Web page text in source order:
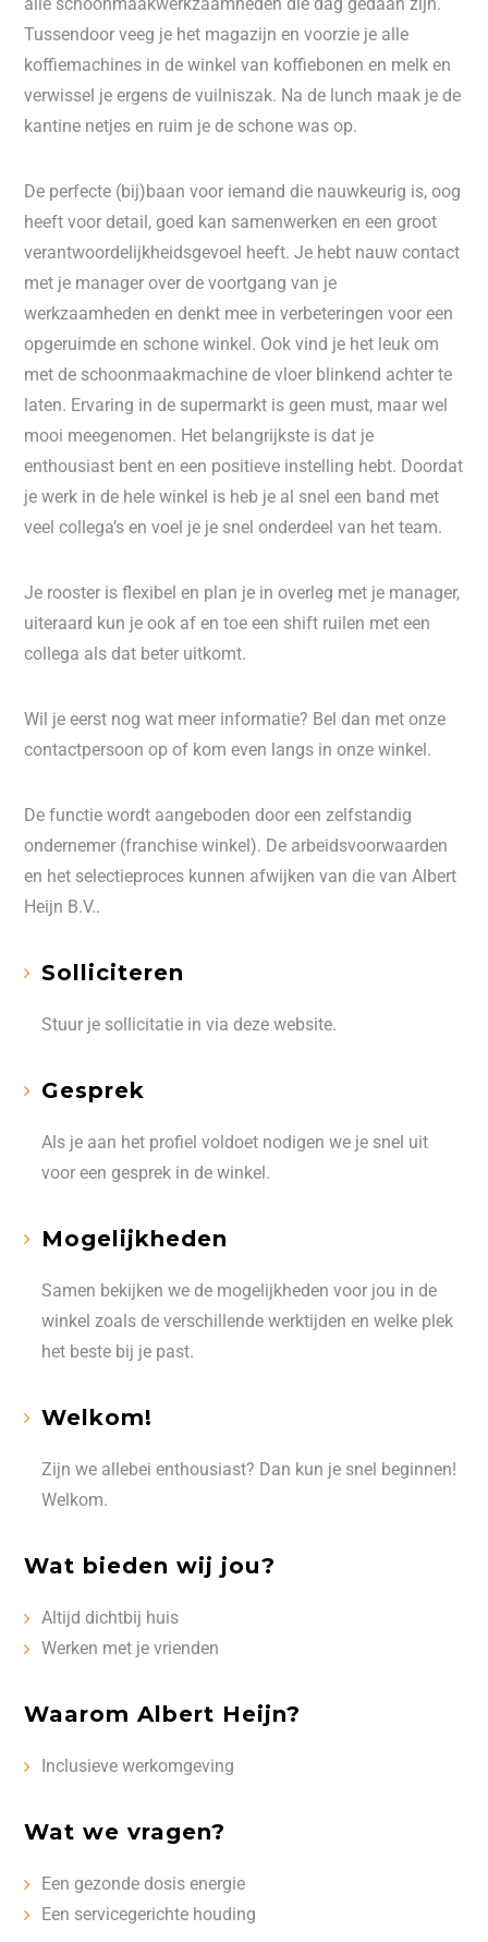
Tussendoor veeg je het magazijn en voorzie je alle
koffiemachines in de winkel van koffiebonen en melk en
verwissel je ergens de vuilniszak. Na de lunch maak je de
kantine netjes en ruim je de schone was op.
De perfecte (bij)baan voor iemand die nauwkeurig is, oog
heeft voor detail, goed kan samenwerken en een groot
verantwoordelijkheidsgevoel heeft. Je hebt nauw contact
met je manager over de voortgang van je
werkzaamheden en denkt mee in verbeteringen voor een
opgeruimde en schone winkel. Ook vind je het leuk om
met de schoonmaakmachine de vloer blinkend achter te
laten. Ervaring in de supermarkt is geen must, maar wel
mooi meegenomen. Het belangrijkste is dat je
enthousiast bent en een positieve instelling hebt. Doordat
je werk in de hele winkel is heb je al snel een band met
veel collega’s en voel je je snel onderdeel van het team.
Je rooster is flexibel en plan je in overleg met je manager,
uiteraard kun je ook af en toe een shift ruilen met een
collega als dat beter uitkomt.
Wil je eerst nog wat meer informatie? Bel dan met onze
contactpersoon op of kom even langs in onze winkel.
De functie wordt aangeboden door een zelfstandig
ondernemer (franchise winkel). De arbeidsvoorwaarden
en het selectieproces kunnen afwijken van die van Albert
Heijn B.V..
Solliciteren
Stuur je sollicitatie in via deze website.
Gesprek
Als je aan het profiel voldoet nodigen we je snel uit
voor een gesprek in de winkel.
Mogelijkheden
Samen bekijken we de mogelijkheden voor jou in de
winkel zoals de verschillende werktijden en welke plek
het beste bij je past.
Welkom!
Zijn we allebei enthousiast? Dan kun je snel beginnen!
Welkom.
Wat bieden wij jou?
Altijd dichtbij huis
Werken met je vrienden
Waarom Albert Heijn?
Inclusieve werkomgeving
Wat we vragen?
Een gezonde dosis energie
Een servicegerichte houding